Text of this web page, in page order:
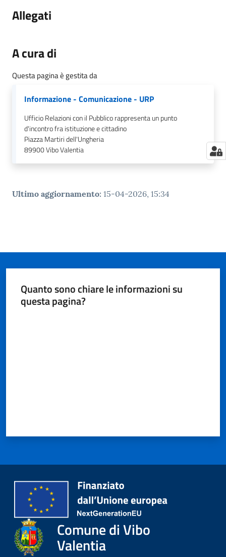
Allegati
A cura di
Questa pagina è gestita da
Informazione - Comunicazione - URP
Ufficio Relazioni con il Pubblico rappresenta un punto
d'incontro fra istituzione e cittadino
Piazza Martiri dell'Ungheria
89900Vibo Valentia
Ultimo aggiornamento: 15-04-2026, 15:34
Quanto sono chiare le informazioni su
questa pagina?
Comune di Vibo
Valentia